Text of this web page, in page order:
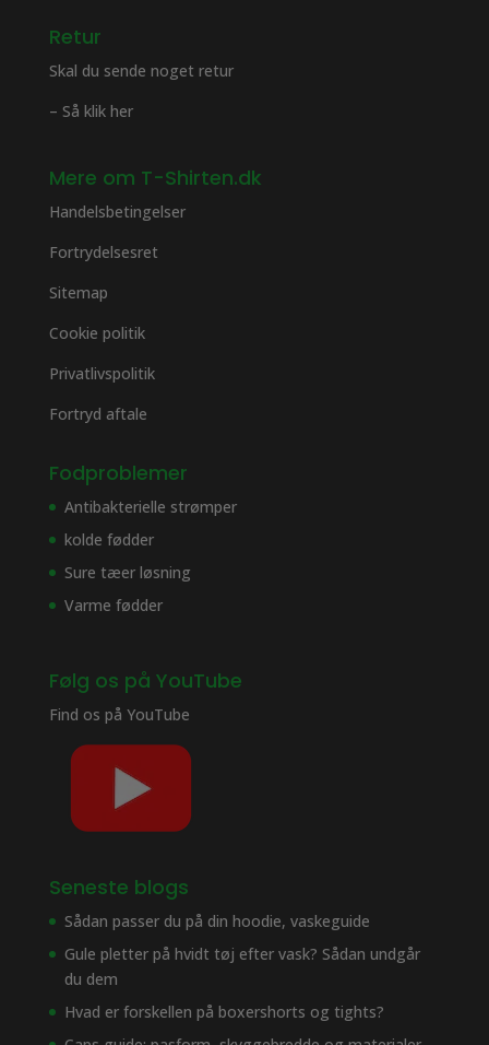
Retur
Skal du sende noget retur
– Så klik her
Mere om T-Shirten.dk
Handelsbetingelser
Fortrydelsesret
Sitemap
Cookie politik
Privatlivspolitik
Fortryd aftale
Fodproblemer
Antibakterielle strømper
kolde fødder
Sure tæer løsning
Varme fødder
Følg os på YouTube
Find os på YouTube
Seneste blogs
Sådan passer du på din hoodie, vaskeguide
Gule pletter på hvidt tøj efter vask? Sådan undgår
du dem
Hvad er forskellen på boxershorts og tights?